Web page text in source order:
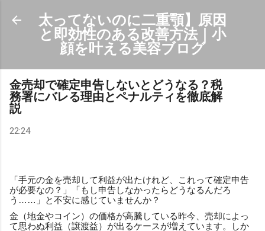
スキップしてメイン コンテンツに移動
太ってないのに二重顎】原因
と即効性のある改善方法｜小
顔を叶える美容ブログ
金売却で確定申告しないとどうなる？税
務署にバレる理由とペナルティを徹底解
説
22:24
「手元の金を売却して利益が出たけれど、これって確定申告
が必要なの？」「もし申告しなかったらどうなるんだろ
う……」と不安に感じていませんか？
金（地金やコイン）の価格が高騰している昨今、売却によっ
て思わぬ利益（譲渡益）が出るケースが増えています。しか